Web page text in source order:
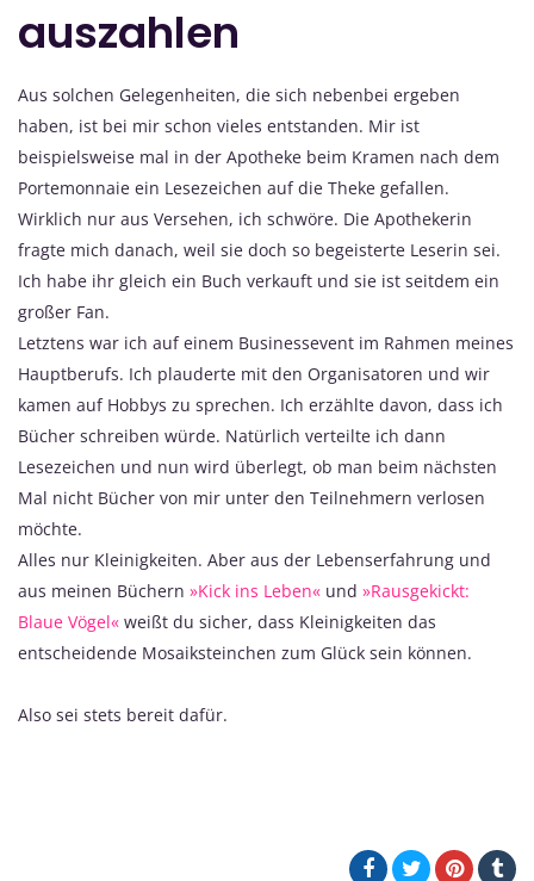
auszahlen
Aus solchen Gelegenheiten, die sich nebenbei ergeben
haben, ist bei mir schon vieles entstanden. Mir ist
beispielsweise mal in der Apotheke beim Kramen nach dem
Portemonnaie ein Lesezeichen auf die Theke gefallen.
Wirklich nur aus Versehen, ich schwöre. Die Apothekerin
fragte mich danach, weil sie doch so begeisterte Leserin sei.
Ich habe ihr gleich ein Buch verkauft und sie ist seitdem ein
großer Fan.
Letztens war ich auf einem Businessevent im Rahmen meines
Hauptberufs. Ich plauderte mit den Organisatoren und wir
kamen auf Hobbys zu sprechen. Ich erzählte davon, dass ich
Bücher schreiben würde. Natürlich verteilte ich dann
Lesezeichen und nun wird überlegt, ob man beim nächsten
Mal nicht Bücher von mir unter den Teilnehmern verlosen
möchte.
Alles nur Kleinigkeiten. Aber aus der Lebenserfahrung und
aus meinen Büchern »Kick ins Leben« und »Rausgekickt:
Blaue Vögel« weißt du sicher, dass Kleinigkeiten das
entscheidende Mosaiksteinchen zum Glück sein können.
Also sei stets bereit dafür.